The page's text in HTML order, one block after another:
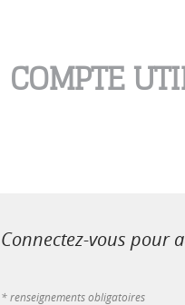
COMPTE
Connectez-vous pour
* renseignements obligatoires